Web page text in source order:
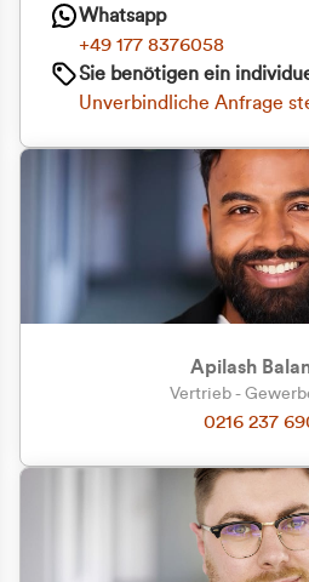
Zu welcher
gehören
Privatkunde
Geschäftskunde
Whatsapp
+49 177 8376058
Sie benötigen ein
Unverbindliche Anfrage
Apilash
Vertrieb -
0216 237